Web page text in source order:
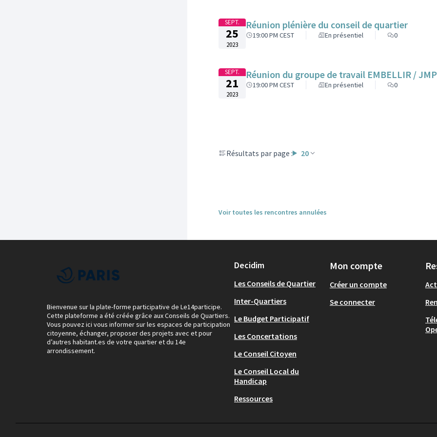
SEPT.
25
2023
Réunion plénière du conseil de quartier
19:00 PM CEST En présentiel 0
SEPT.
21
2023
Réunion du groupe de travail EMBELLIR /
19:00 PM CEST En présentiel 0
Résultats par page : 20
Voir toutes les rencontres annulées
Bienvenue sur la plate-forme participative de Le14participe.
Cette plateforme a été créée grâce aux Conseils de Quartiers.
Vous pouvez ici vous informer sur les espaces de participation
citoyenne, échanger, proposer des projets avec et pour
d’autres habitant.es de votre quartier et du 14e
arrondissement.
Decidim
Les Conseils de Quartier
Inter-Quartiers
Le Budget Participatif
Les Concertations
Le Conseil Citoyen
Le Conseil Local du
Handicap
Ressources
Mon compte
Créer un compte
Se connecter